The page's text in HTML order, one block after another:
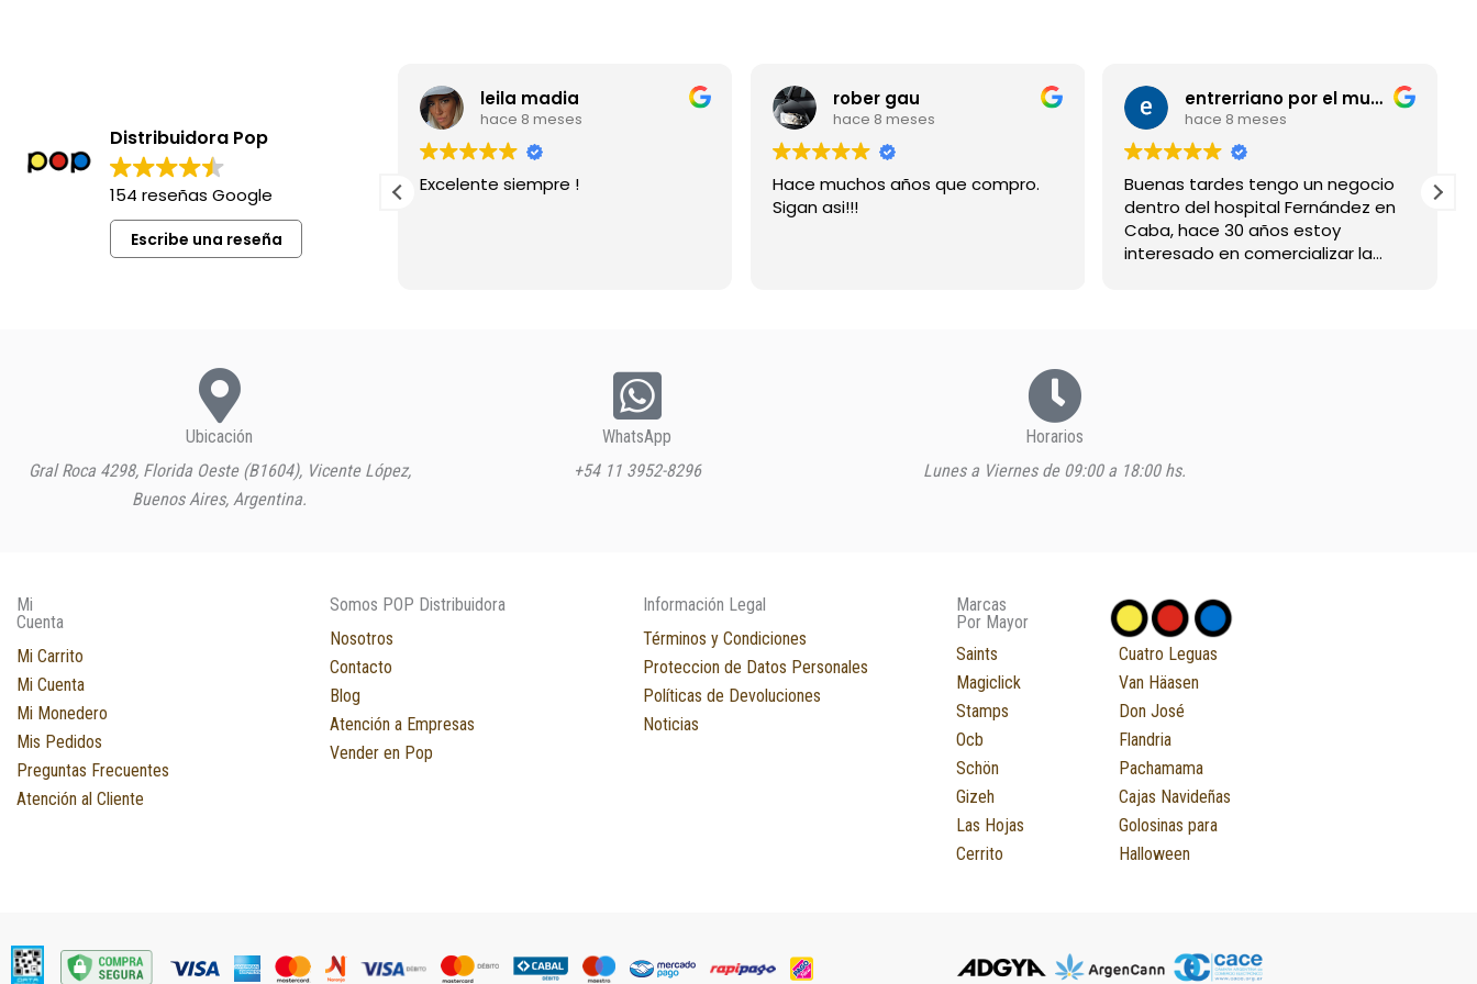
Distribuidora Pop
154 reseñas Google
Escribe una reseña
La diferencia de precio al comprar
mi tabaco acá y en el kiosco,
realmente es abismal.
leila madia
hace 8 meses
Excelente siempre !
rober gau
hace 8 meses
Hace muchos años que compro.
Sigan asi!!!
entrerriano por el mundo
hace 8 meses
Buenas tardes tengo un negocio
dentro del hospital Fernández en
Caba, hace 30 años estoy
interesado en comercializar la
Ubicación
Gral Roca 4298, Florida Oeste (B1604), Vicente López,
Buenos Aires, Argentina.
WhatsApp
+54 11 3952-8296
Horarios
Lunes a Viernes de 09:00 a 18:00 hs.
Mi
Cuenta
Mi Carrito
Mi Cuenta
Mi Monedero
Mis Pedidos
Preguntas Frecuentes
Atención al Cliente
Somos POP Distribuidora
Nosotros
Contacto
Blog
Atención a Empresas
Vender en Pop
Información Legal
Términos y Condiciones
Proteccion de Datos Personales
Políticas de Devoluciones
Noticias
Marcas
Por Mayor
Saints
Magiclick
Stamps
Ocb
Schön
Gizeh
Las Hojas
Cerrito
Cuatro Leguas
Van Häasen
Don José
Flandria
Pachamama
Cajas Navideñas
Golosinas para
Halloween